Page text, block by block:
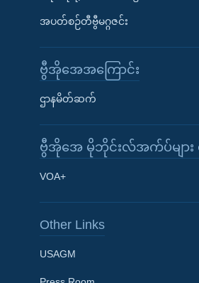
Learning English
အပတ်စဉ်တီဗွီမဂ္ဂဇင်း
ဗွီအိုအေအကြောင်း
ဌာနမိတ်ဆက်
ဗွီအိုအေ မိုဘိုင်းလ်အက်ပ်များ
VOA+
Other Links
USAGM